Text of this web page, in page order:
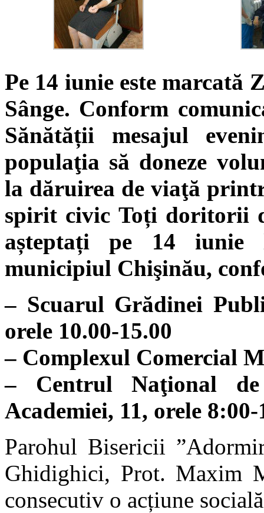
Pe 14 iunie este
Sânge. Conform
Sănătății mesajul
populaţia să doneze
la dăruirea de viaţă
spirit civic Toți doritorii
așteptați pe 14 iunie
municipiul Chişinău,
– Scuarul Grădinei
orele 10.00-15.00
– Complexul Comercial
– Centrul Naţional
Academiei, 11, orele
Parohul Bisericii
Ghidighici, Prot. Maxim
consecutiv o acțiune